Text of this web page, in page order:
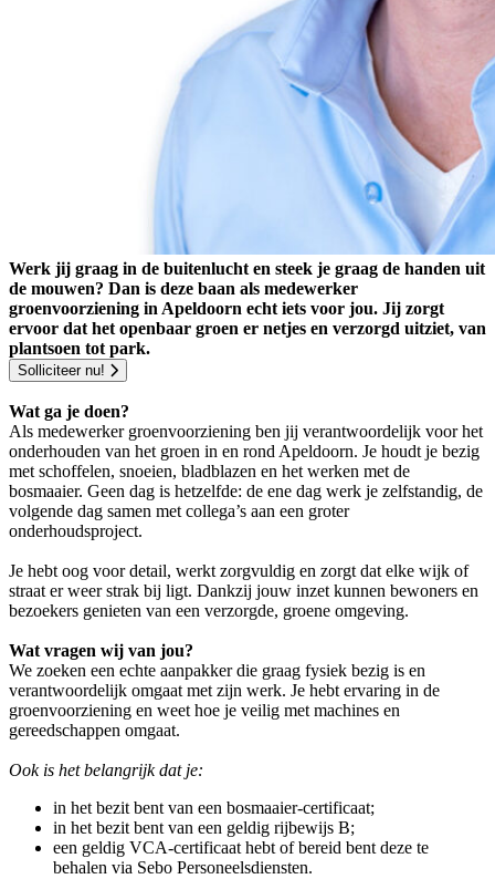
Werk jij graag in de buitenlucht en steek je graag de handen uit
de mouwen? Dan is deze baan als medewerker
groenvoorziening in Apeldoorn echt iets voor jou. Jij zorgt
ervoor dat het openbaar groen er netjes en verzorgd uitziet, van
plantsoen tot park.
Solliciteer nu!
Wat ga je doen?
Als medewerker groenvoorziening ben jij verantwoordelijk voor het
onderhouden van het groen in en rond Apeldoorn. Je houdt je bezig
met schoffelen, snoeien, bladblazen en het werken met de
bosmaaier. Geen dag is hetzelfde: de ene dag werk je zelfstandig, de
volgende dag samen met collega’s aan een groter
onderhoudsproject.
Je hebt oog voor detail, werkt zorgvuldig en zorgt dat elke wijk of
straat er weer strak bij ligt. Dankzij jouw inzet kunnen bewoners en
bezoekers genieten van een verzorgde, groene omgeving.
Wat vragen wij van jou?
We zoeken een echte aanpakker die graag fysiek bezig is en
verantwoordelijk omgaat met zijn werk. Je hebt ervaring in de
groenvoorziening en weet hoe je veilig met machines en
gereedschappen omgaat.
Ook is het belangrijk dat je:
in het bezit bent van een bosmaaier-certificaat;
in het bezit bent van een geldig rijbewijs B;
een geldig VCA-certificaat hebt of bereid bent deze te
behalen via Sebo Personeelsdiensten.